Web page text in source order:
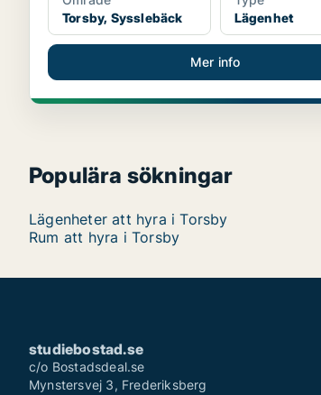
Torsby, Sysslebäck
Lägenhet
Mer info
Populära sökningar
Lägenheter att hyra i Torsby
Rum att hyra i Torsby
studiebostad.se
c/o Bostadsdeal.se
Mynstersvej 3, Frederiksberg